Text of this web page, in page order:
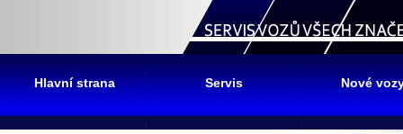
Hlavní strana Servis Nové